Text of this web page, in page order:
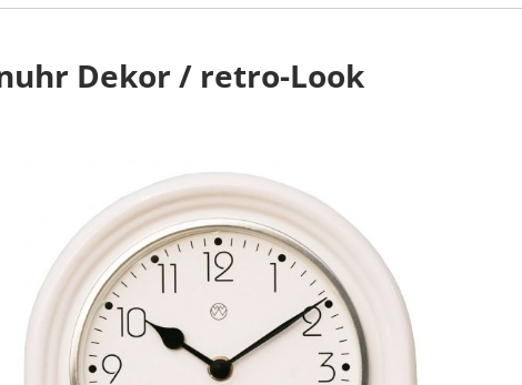
Dekor / retro-Look